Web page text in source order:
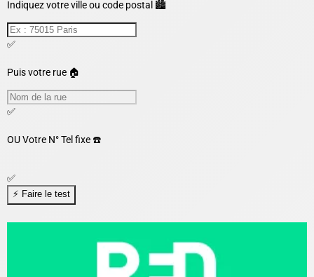
Indiquez votre ville ou code postal 🏙️
✅
Puis votre rue 🏠
✅
OUVotre N° Tel fixe ☎️
✅